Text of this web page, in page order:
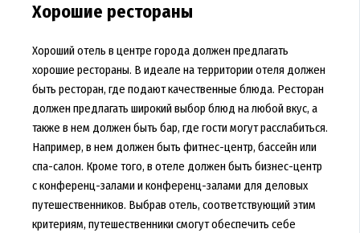
Хорошие рестораны
Хороший отель в центре города должен предлагать
хорошие рестораны. В идеале на территории отеля должен
быть ресторан, где подают качественные блюда. Ресторан
должен предлагать широкий выбор блюд на любой вкус, а
также в нем должен быть бар, где гости могут расслабиться.
Например, в нем должен быть фитнес-центр, бассейн или
спа-салон. Кроме того, в отеле должен быть бизнес-центр
с конференц-залами и конференц-залами для деловых
путешественников. Выбрав отель, соответствующий этим
критериям, путешественники смогут обеспечить себе